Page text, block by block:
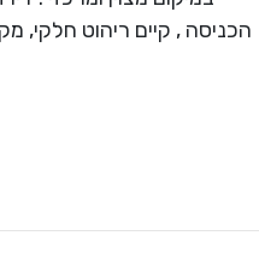
הכניסה , קיים ריהוט חלקי,